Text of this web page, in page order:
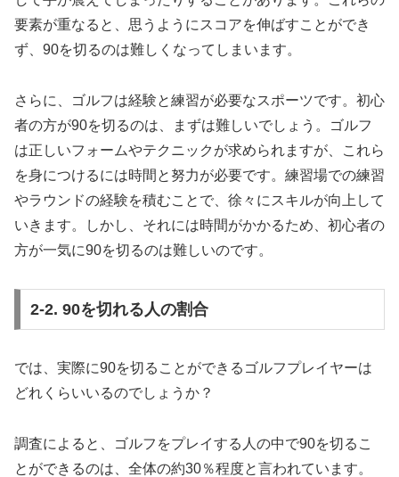
要素が重なると、思うようにスコアを伸ばすことができ
ず、90を切るのは難しくなってしまいます。
さらに、ゴルフは経験と練習が必要なスポーツです。初心
者の方が90を切るのは、まずは難しいでしょう。ゴルフ
は正しいフォームやテクニックが求められますが、これら
を身につけるには時間と努力が必要です。練習場での練習
やラウンドの経験を積むことで、徐々にスキルが向上して
いきます。しかし、それには時間がかかるため、初心者の
方が一気に90を切るのは難しいのです。
2-2. 90を切れる人の割合
では、実際に90を切ることができるゴルフプレイヤーは
どれくらいいるのでしょうか？
調査によると、ゴルフをプレイする人の中で90を切るこ
とができるのは、全体の約30％程度と言われています。